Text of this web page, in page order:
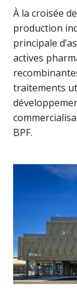
À la croisée
production
principale
actives
traitements
BPF.